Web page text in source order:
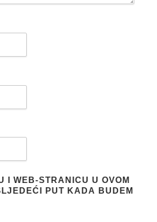
I WEB-STRANICU U OVOM
PUT KADA BUDEM